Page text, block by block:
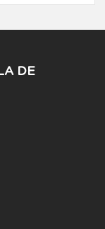
DE